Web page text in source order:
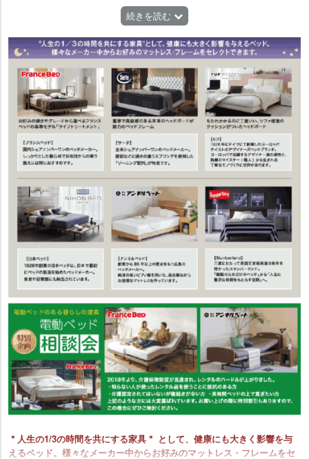
【リーン・ロゼ】フランス有数のライフスタイルブランド。世界的に活
躍するデザイナーとコラボレーションを行い、コンテンポラリーなライ
フスタイルをトータルに提案しています。
【堀田木工所】アルダー材を主材とした木のぬくもりを大切にした家具
を作っている広島県のメーカーです。
【松田家具】福岡県大川市の総合家具メーカー。キッチン収納、テレビ
ボード、書棚、ソファー、ダイニングセットなど、幅広く取り扱ってい
ます。
【岡家具工業株式会社】福岡県の大川市にあるテレビボードを中心とし
て家具をつくる会社です。木の素材を活かして、長年培ってきた技術に
より現代のライフスタイルに合ったデザインの家具を作りつづけていま
す。
【九州銘木】国の天然記念物に指定されている屋久杉をはじめ、世界各
国から取り揃えた天然の一枚板を展示しています。九州髯木お好みに合
わせた加工も承っていますので、世界に1つだけのテーブルを探しにきて
ください。
続きを読む
＂人生の1/3の時間を共にする家具＂ として、健康にも大きく影響を与
えるペッド。様々なメーカー中からお好みのマットレス・フレームをセ